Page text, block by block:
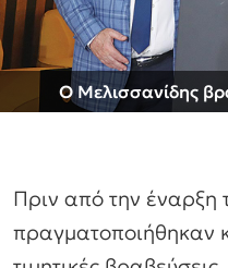
Ο Μελισσανίδης
Πριν από την έναρξη
πραγματοποιήθηκαν